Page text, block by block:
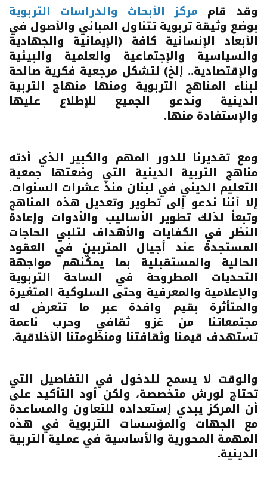
وقد قام مركز الأبحاث والدراسات التربوية
بوضع وثيقة تربوية تتناول المباني والأصول في
الأبعاد الإنسانية كافة (الإيمانية والجهادية
والسياسية والإجتماعية والعلمية والبيئية
والإقتصادية.. إلخ) لتشكل مرجعية فكرية صالحة
لبناء المناهج التربوية ومنها منهاج التربية
الدينية وندعو الجميع للإطلاع عليها
والإستفادة منها.
ومع تقديرنا للدور المهم والكبير الذي أدته
مناهج التربية الدينية التي وضعتها جمعية
التعليم الديني في لبنان منذ عشرات السنوات.
إلا أننا ندعو إلى تطوير وتعديل هذه المناهج
وتبعاً لذلك تطوير الأساليب والأدوات وإعادة
النظر في الكفايات والأهداف لتلبي الحاجات
المستجدة عند أجيال المتربين في العقود
الحالية والمستقبلية بما يمكّنهم مواجهة
التحديات المطروحة في الساحة التربوية
والإعلامية والمعرفية وحتى السلوكية المتغيرة
والمتأثرة بقيم وافدة عبر ما تتعرض له
مجتمعاتنا من غزو ثقافي وحرب ناعمة
تستهدف قيمنا وثقافتنا ومنظومتنا الأخلاقية.
والوقت لا يسمح للدخول في التفاصيل التي
تحتاج لورش متخصصة، ولكن أود التأكيد على
أن المركز يبدي إستعداده للتعاون والمساعدة
مع الجهات والمؤسسات التربوية في هذه
المهمة المحورية والأساسية في عملية التربية
الدينية.